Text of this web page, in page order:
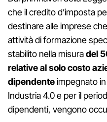
che il credito d’imposta
destinare alle imprese
attività di formazione
stabilito nella misuradel
relative al solo costo
dipendenteimpegnato
Industria 4.0 e per il
dipendenti, vengono